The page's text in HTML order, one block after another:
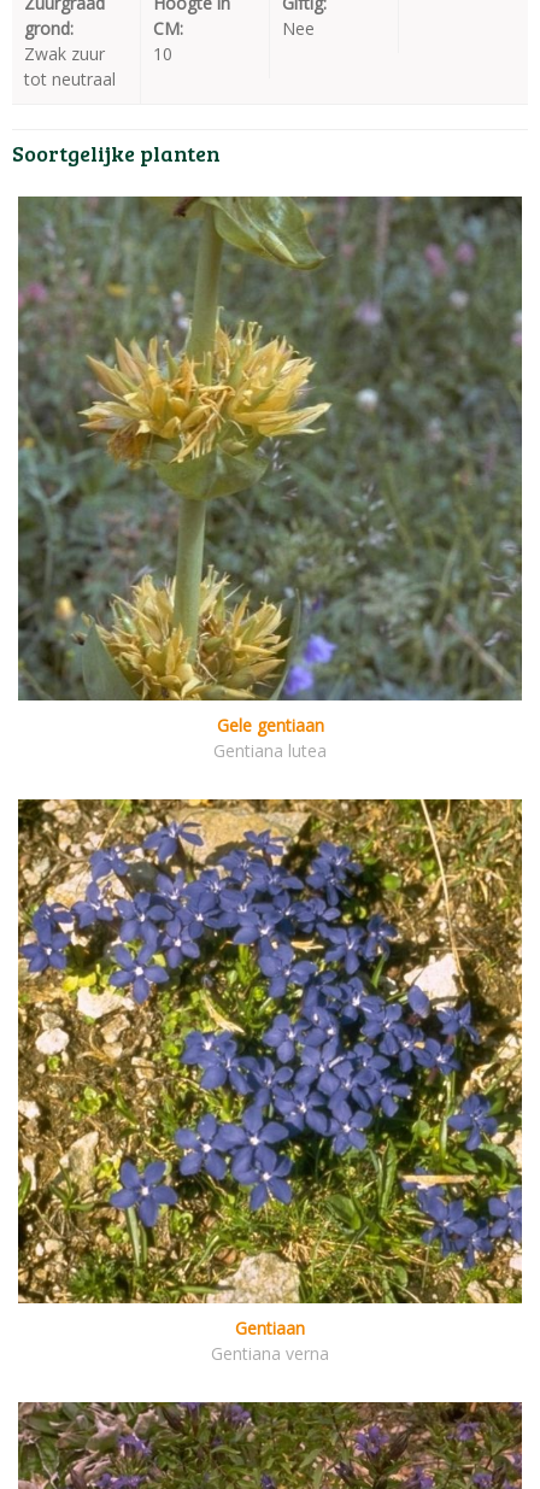
grond:
Zwak zuur
tot neutraal
CM:
10
Nee
Soortgelijke planten
Gele gentiaan
Gentiana lutea
Gentiaan
Gentiana verna